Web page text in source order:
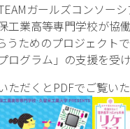
ガールズコンソー
業高等専門学校が協
ためのプロジェクトで
グラム」の支援を受け
だくとPDFでご覧いた